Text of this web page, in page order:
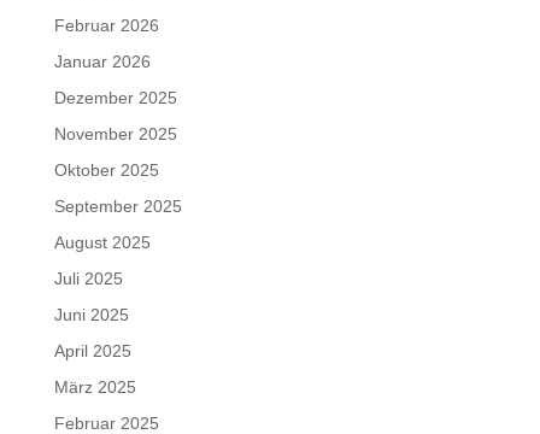
Februar 2026
Januar 2026
Dezember 2025
November 2025
Oktober 2025
September 2025
August 2025
Juli 2025
Juni 2025
April 2025
März 2025
Februar 2025